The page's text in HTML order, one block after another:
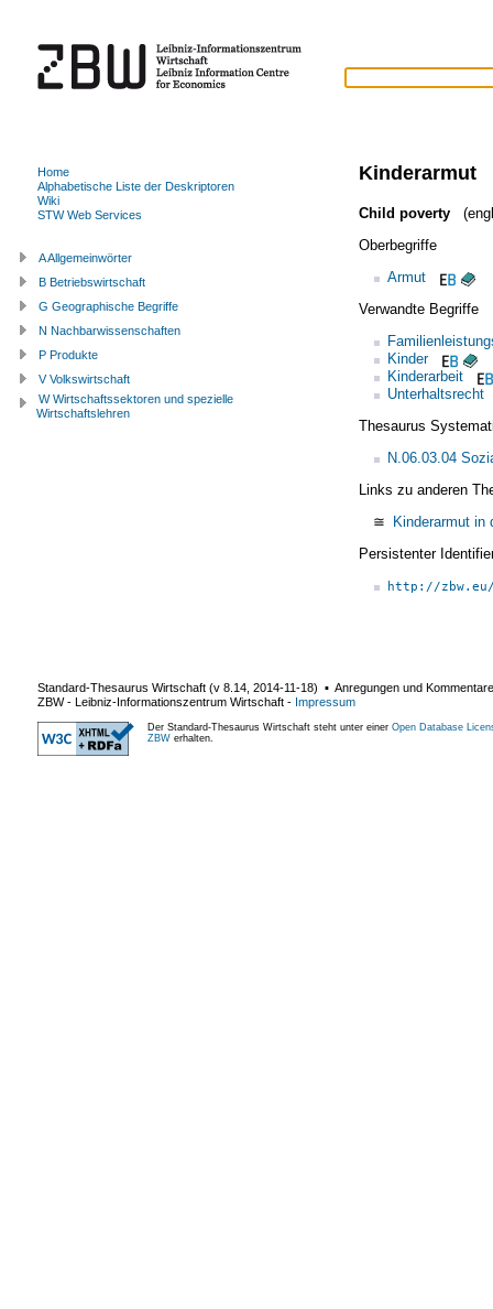
Kinderarmut
Child poverty
Oberbegriffe
Armut
Verwandte Begriffe
Kinder
Kinderarbeit
Unterhaltsrecht
Thesaurus
N.06.03.04
Links zu anderen
≅ Kinderarmut in
Persistenter
http://
Home
Alphabetische Liste der Deskriptoren
Wiki
STW Web Services
A Allgemeinwörter
B Betriebswirtschaft
G Geographische Begriffe
N Nachbarwissenschaften
P Produkte
V Volkswirtschaft
W Wirtschaftssektoren und spezielle
Wirtschaftslehren
Standard-Thesaurus Wirtschaft (v 8.14 2014-11-18) ▪ Anregungen und
ZBW - Leibniz-Informationszentrum Wirtschaft - Impressum
Der Standard-Thesaurus Wirtschaft steht unter einer Open Database
ZBW erhalten.